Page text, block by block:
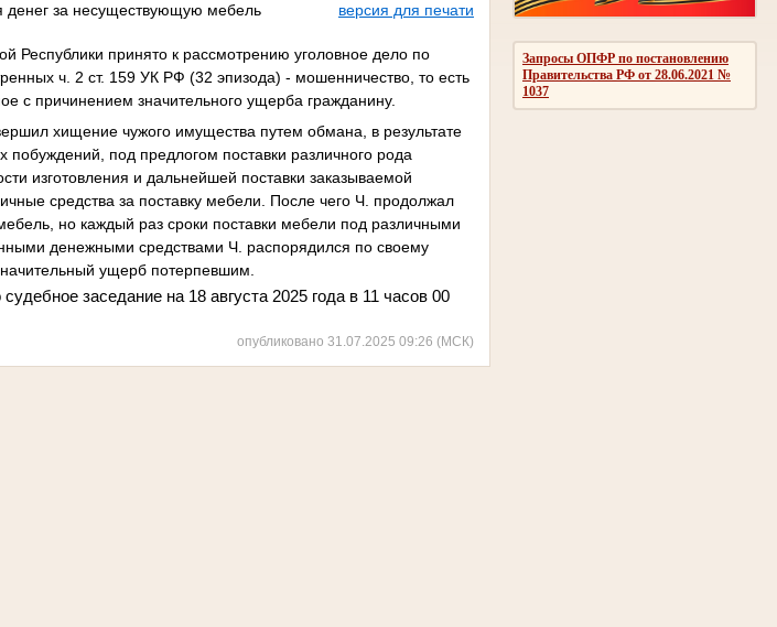
Запросы ОПФР по постановлению
Правительства РФ от 28.06.2021 №
1037
денег за несуществующую мебель
версия для печати
Республики принято к рассмотрению уголовное дело по
ч. 2 ст. 159 УК РФ (32 эпизода) - мошенничество, то есть
с причинением значительного ущерба гражданину.
хищение чужого имущества путем обмана, в результате
побуждений, под предлогом поставки различного рода
изготовления и дальнейшей поставки заказываемой
средства за поставку мебели. После чего Ч. продолжал
но каждый раз сроки поставки мебели под различными
денежными средствами Ч. распорядился по своему
ущерб потерпевшим.
заседание на 18 августа 2025 года в 11 часов 00
опубликовано 31.07.2025 09:26 (МСК)